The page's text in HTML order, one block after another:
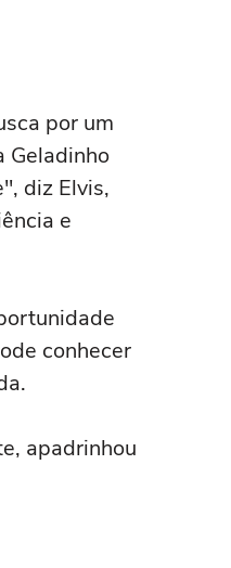
por um
Geladinho
diz Elvis,
e
conhecer
apadrinhou